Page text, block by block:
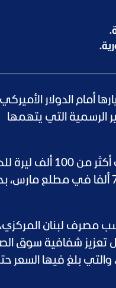
أمام الدولار
التي يتهمها
وارتفع سعر صرف العملة الخضراء أمام الليرة في السوق السوداء الثلاثاء
الواحد، وهو مستوى قياسي لم يشهده لبنان من قبل، وذلك ارتفاعا من 79.5 ألفا
مصرف لبنان
تعزيز شفافية سوق
بلغ فيها السعر